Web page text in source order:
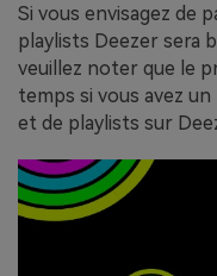
Si vous envisagez de
playlists Deezer sera
veuillez noter que le
temps si vous avez
et de playlists sur